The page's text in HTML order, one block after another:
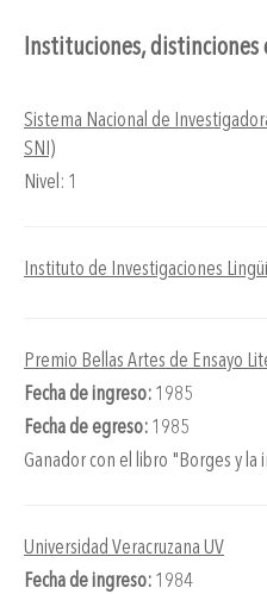
Instituciones, distinciones
Sistema Nacional de
SNI)
Nivel: 1
Instituto de Investigaciones
Premio Bellas Artes de Ensayo
Fecha de ingreso: 1985
Fecha de egreso: 1985
Ganador con el libro "Borges y la
Universidad Veracruzana UV
Fecha de ingreso: 1984